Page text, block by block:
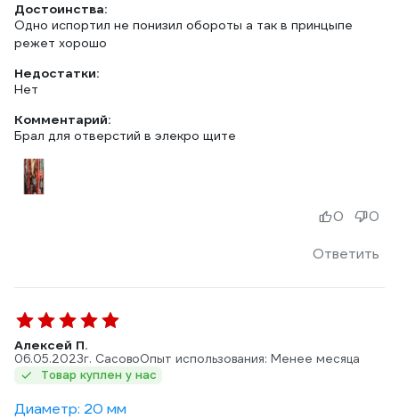
Достоинства:
Одно испортил не понизил обороты а так в принцыпе
режет хорошо
Недостатки:
Нет
Комментарий:
Брал для отверстий в элекро щите
Ответить
0 0
Алексей П.
06.05.2023г. СасовоОпыт использования: Менее месяца
Товар куплен у нас
Диаметр: 20 мм